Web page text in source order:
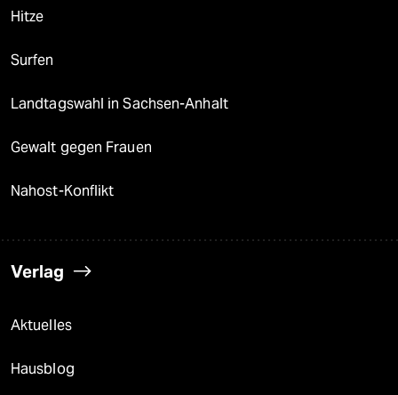
Hitze
Surfen
Landtagswahl in Sachsen-Anhalt
Gewalt gegen Frauen
Nahost-Konflikt
Verlag
Aktuelles
Hausblog